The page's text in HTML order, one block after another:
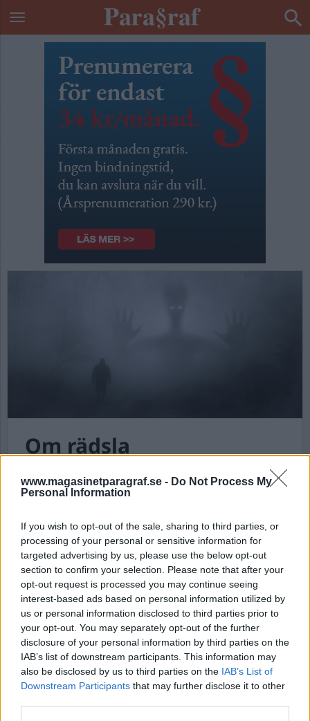
www.magasinetparagraf.se - Do Not Process My
Personal Information
If you wish to opt-out of the sale, sharing to third parties, or
processing of your personal or sensitive information for
targeted advertising by us, please use the below opt-out
section to confirm your selection. Please note that after your
opt-out request is processed you may continue seeing
interest-based ads based on personal information utilized by
us or personal information disclosed to third parties prior to
your opt-out. You may separately opt-out of the further
disclosure of your personal information by third parties on the
IAB’s list of downstream participants. This information may
also be disclosed by us to third parties on the IAB’s List of
Downstream Participants that may further disclose it to other
Om rädsla
Publicerad 2022-02-18
närmar vi oss hemmet, jag och mina två barn.
I det lilla skogspartiet strax innan vi är hemma
möter vi en äldre man med en stor sten i
handen.
– Såg ni snoken? sa han. Vi tittade på varandra: -
Näe, var då? – Här borta! sa han, och gick tillba...
Börja prenumerera för att läsa detta innehåll.
Starta din prenumeration här